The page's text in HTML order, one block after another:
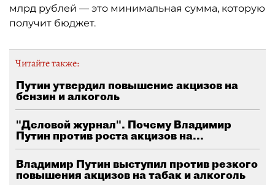
млрд рублей — это минимальная сумма, которую
получит бюджет.
Читайте также:
Путин утвердил повышение акцизов на
бензин и алкоголь
"Деловой журнал". Почему Владимир
Путин против роста акцизов на...
Владимир Путин выступил против резкого
повышения акцизов на табак и алкоголь